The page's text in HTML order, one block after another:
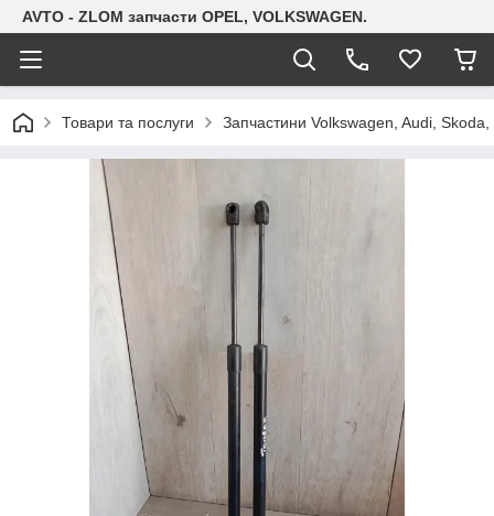
AVTO - ZLOM запчасти OPEL, VOLKSWAGEN.
Товари та послуги Запчастини Volkswagen, Audi, Skoda,